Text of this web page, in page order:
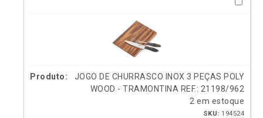
JOGO DE CHURRASCO INOX 3 PEÇAS POLY
WOOD - TRAMONTINA REF.: 21198/962
2 em estoque
SKU: 194524